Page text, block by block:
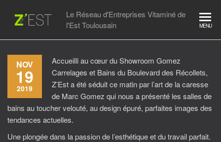
content
Le Réseau d'Entreprises Vitaminé de
l'Est Toulousain
MENU
NOV
19
2019
Accueilli au cœur du Showroom Gomez
Carrelages et Bains du Boulevard des Récollets,
Z’Est a été séduit ce matin par l’art de la caresse
de Marc Gomez qui nous a présenté les salles de
bains au toucher velouté, au design épuré, parfaites images des
tendances actuelles.
Une plongée dans la passion de l’esthétique et du travail parfait.